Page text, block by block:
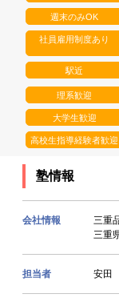
週末のみOK
社員雇用制度あり
駅近
理系歓迎
大学生歓迎
高校生指導経験者歓迎
塾情報
会社情報
三重
三重
担当者 安田